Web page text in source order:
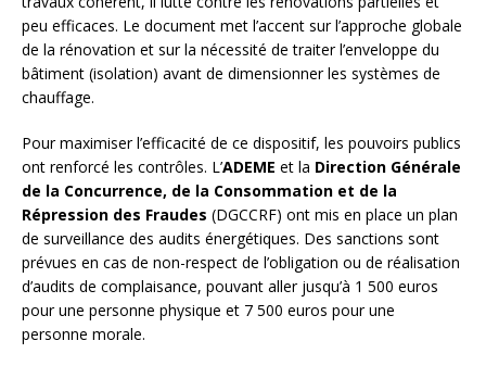
peu efficaces. Le document met l’accent sur l’approche globale
de la rénovation et sur la nécessité de traiter l’enveloppe du
bâtiment (isolation) avant de dimensionner les systèmes de
chauffage.
Pour maximiser l’efficacité de ce dispositif, les pouvoirs publics
ont renforcé les contrôles. L’ADEME et la Direction Générale
de la Concurrence, de la Consommation et de la
Répression des Fraudes (DGCCRF) ont mis en place un plan
de surveillance des audits énergétiques. Des sanctions sont
prévues en cas de non-respect de l’obligation ou de réalisation
d’audits de complaisance, pouvant aller jusqu’à 1 500 euros
pour une personne physique et 7 500 euros pour une
personne morale.